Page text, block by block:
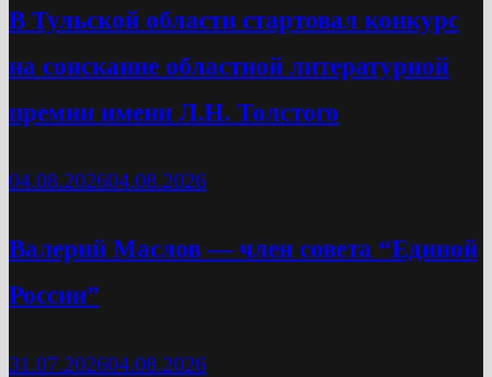
В Тульской области стартовал конкурс
на соискание областной литературной
премии имени Л.Н. Толстого
04.08.202604.08.2026
Валерий Маслов — член совета “Единой
России”
31.07.202604.08.2026